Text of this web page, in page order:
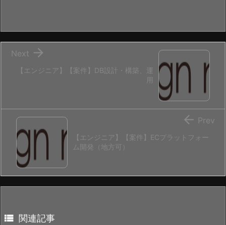
【エンジニア】【案件】DB設計・構築、運
用

Next
【エンジニア】【案件】ECプラットフォー
ム開発（地方可）
 Prev
 関連記事